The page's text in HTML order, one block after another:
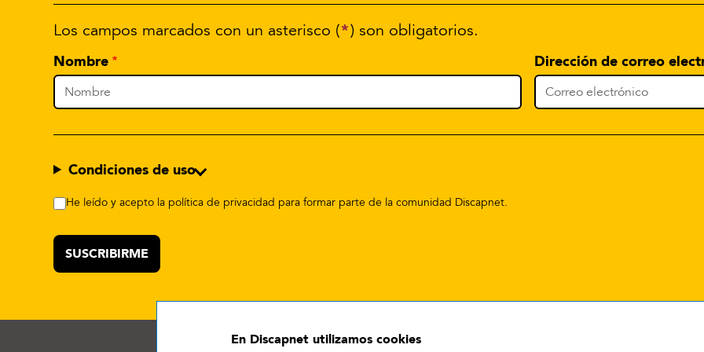
En Discapnet utilizamos cookies
Los campos marcados con un asterisco (*) son obligatorios.
Nombre Dirección de correo
Condiciones de uso
He leído y acepto la política de privacidad para formar parte de la comunidad Discapnet.